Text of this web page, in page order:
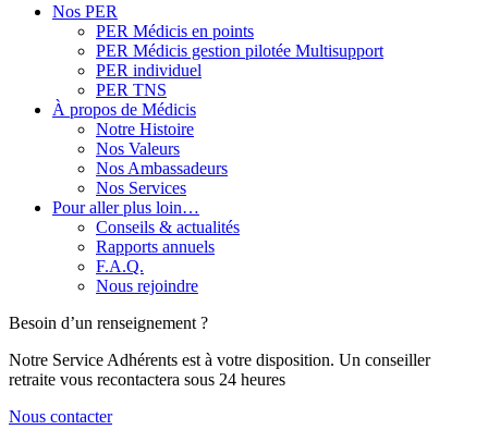
Nos PER
PER Médicis en points
PER Médicis gestion pilotée Multisupport
PER individuel
PER TNS
À propos de Médicis
Notre Histoire
Nos Valeurs
Nos Ambassadeurs
Nos Services
Pour aller plus loin…
Conseils & actualités
Rapports annuels
F.A.Q.
Nous rejoindre
Besoin d’un renseignement ?
Notre Service Adhérents est à votre disposition. Un conseiller
retraite vous recontactera sous 24 heures
Nous contacter